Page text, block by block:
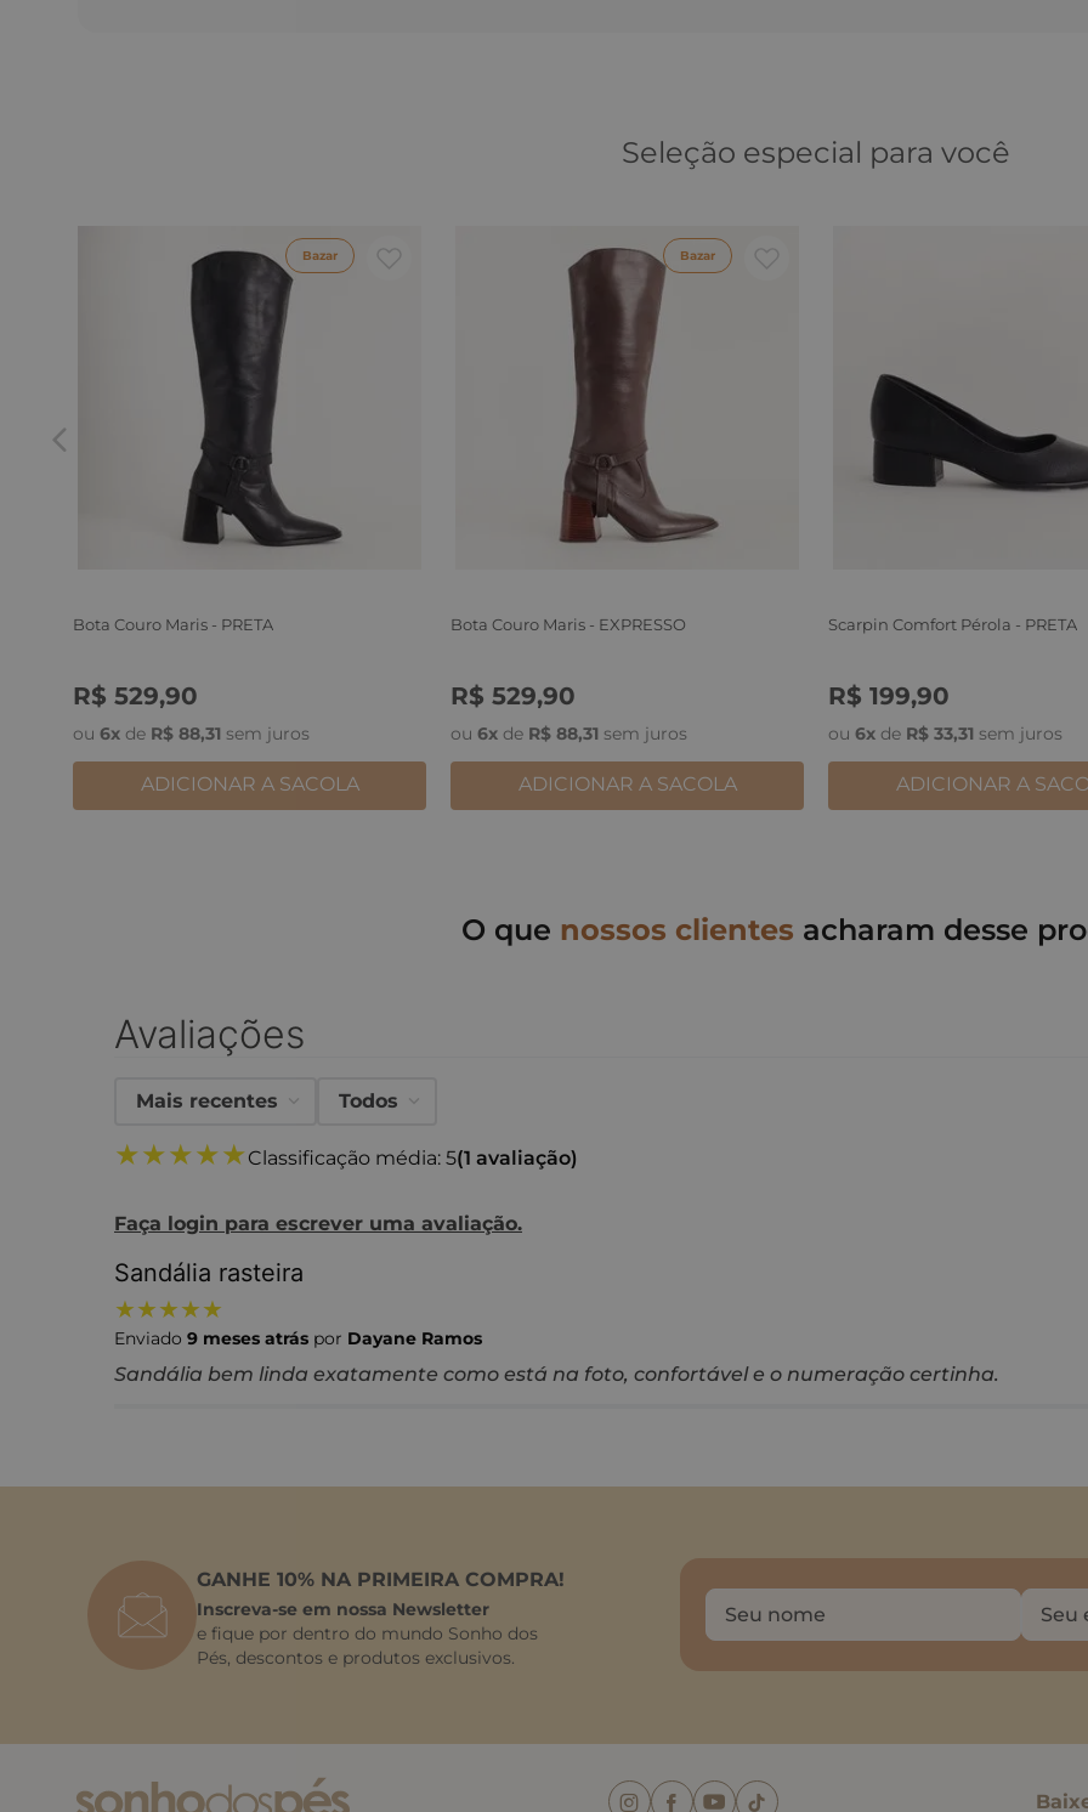
Seleção especial para você
Bazar
Bota Couro Maris - PRETA
R$ 529,90
ou 6x de R$ 88,31 sem juros
36
ADICIONAR A SACOLA
Bazar
Bota Couro Maris - EXPRESSO
R$ 529,90
ou 6x de R$ 88,31 sem juros
36
ADICIONAR A SACOLA
Scarpin Comfort Pérola - PRETA
R$ 199,90
ou 6x de R$ 33,31 sem juros
36
ADICIONAR A
O que nossos clientes acharam desse
Avaliações
★★★★★Classificação média: 5(1 avaliação)
Faça login para escrever uma avaliação.
Mais recentes Todos
★★★★★
Sandália rasteira
Enviado 9 meses atrás por Dayane Ramos
Sandália bem linda exatamente como está na foto, confortável e o numeração certinha.
GANHE 10% NA PRIMEIRA COMPRA!
Inscreva-se em nossa Newsletter
e fique por dentro do mundo Sonho dos
Pés, descontos e produtos exclusivos.